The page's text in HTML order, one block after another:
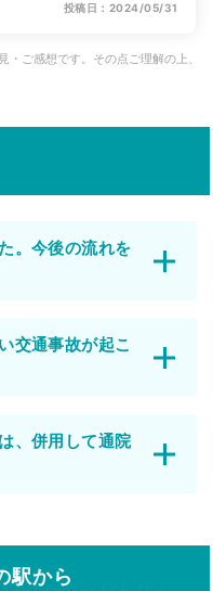
投稿日：2024/05/31
ご感想です。その点ご理解の上、
。今後の流れを
交通事故が起こ
、併用して通院
駅から